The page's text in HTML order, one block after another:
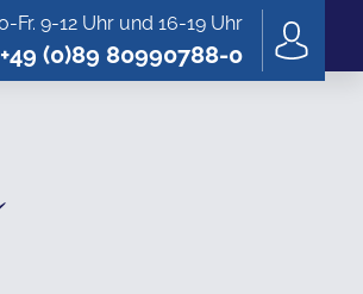
Fr. 9-12 Uhr und 16-19 Uhr
+49 (0)89 80990788-0